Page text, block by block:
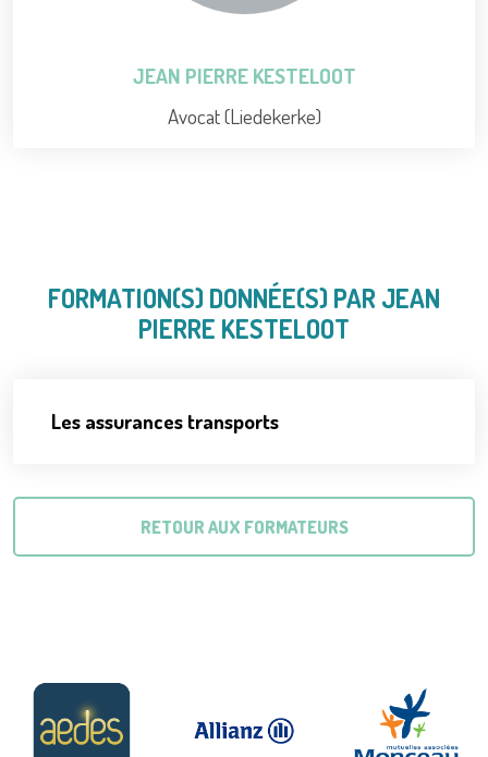
JEAN PIERRE KESTELOOT
Avocat (Liedekerke)
FORMATION(S) DONNÉE(S) PAR JEAN
PIERRE KESTELOOT
Les assurances transports
RETOUR AUX FORMATEURS